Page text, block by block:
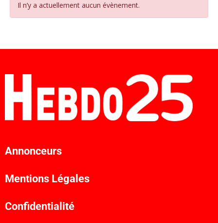
Il n’y a actuellement aucun évènement.
Annonceurs
Mentions Légales
Confidentialité